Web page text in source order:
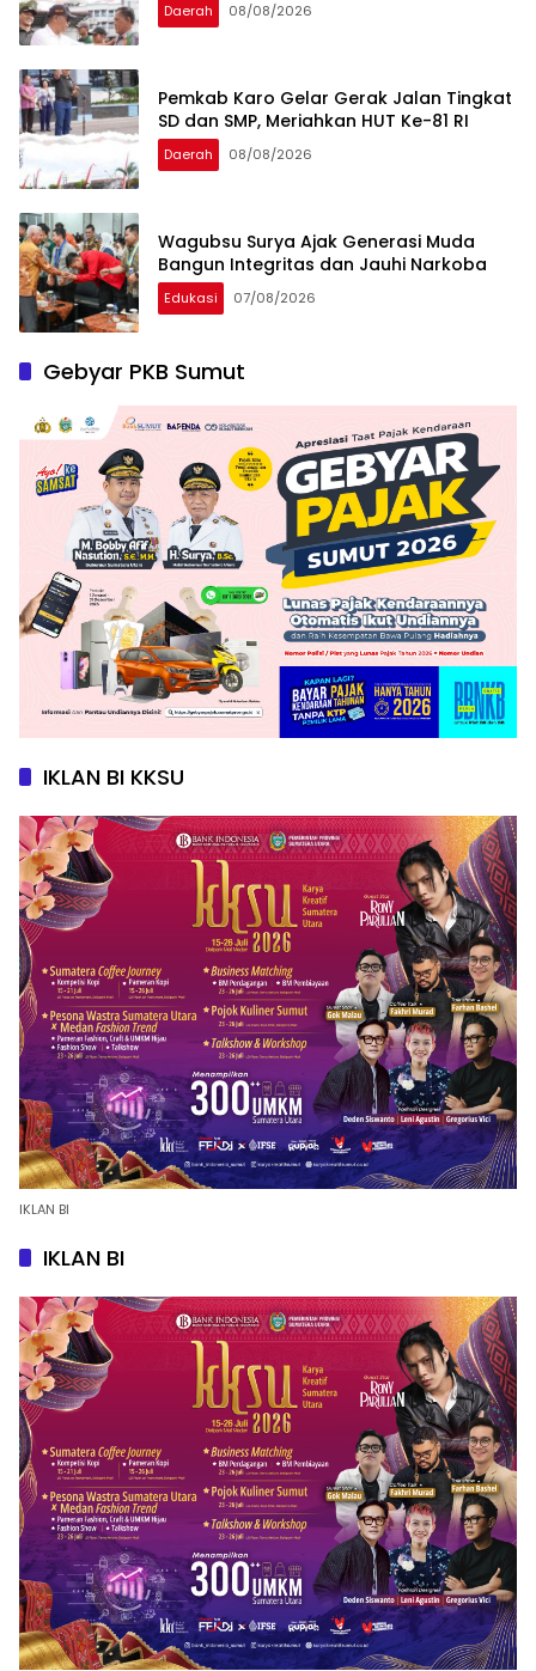
Daerah 08/08/2026
Pemkab Karo Gelar Gerak Jalan Tingkat
SD dan SMP, Meriahkan HUT Ke-81 RI
Daerah 08/08/2026
Wagubsu Surya Ajak Generasi Muda
Bangun Integritas dan Jauhi Narkoba
Edukasi 07/08/2026
Gebyar PKB Sumut
IKLAN BI KKSU
IKLAN BI
IKLAN BI